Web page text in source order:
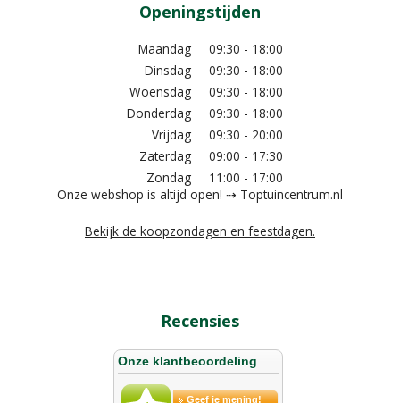
Openingstijden
Maandag
09:30 - 18:00
Dinsdag
09:30 - 18:00
Woensdag
09:30 - 18:00
Donderdag
09:30 - 18:00
Vrijdag
09:30 - 20:00
Zaterdag
09:00 - 17:30
Zondag
11:00 - 17:00
Onze webshop is altijd open! ⇢ Toptuincentrum.nl
Bekijk de koopzondagen en feestdagen.
Recensies